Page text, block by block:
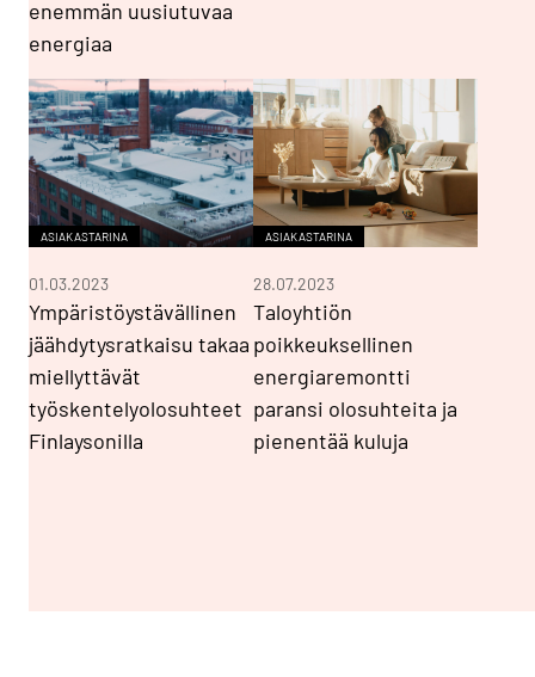
enemmän uusiutuvaa
energiaa
ASIAKASTARINA
Ympäristöystävällinen
jäähdytysratkaisu takaa
miellyttävät
työskentelyolosuhteet
Finlaysonilla
01.03.2023
ASIAKASTARINA
Taloyhtiön
poikkeuksellinen
energiaremontti
paransi olosuhteita ja
pienentää kuluja
28.07.2023